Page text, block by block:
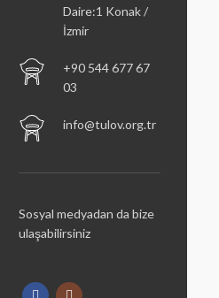
Daire:1 Konak /
İzmir
+90 544 677 67
03
info@tulov.org.tr
Sosyal medyadan da bize
ulaşabilirsiniz